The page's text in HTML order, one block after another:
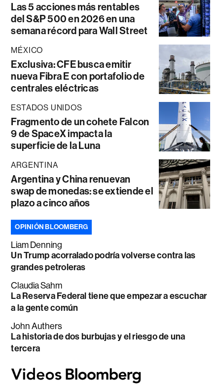
Las 5 acciones más rentables
del S&P 500 en 2026 en una
semana récord para Wall Street
MÉXICO
Exclusiva: CFE busca emitir
nueva Fibra E con portafolio de
centrales eléctricas
ESTADOS UNIDOS
Fragmento de un cohete Falcon
9 de SpaceX impacta la
superficie de la Luna
ARGENTINA
Argentina y China renuevan
swap de monedas: se extiende el
plazo a cinco años
OPINIÓN BLOOMBERG
Liam Denning
Un Trump acorralado podría volverse contra las
grandes petroleras
Claudia Sahm
La Reserva Federal tiene que empezar a escuchar
a la gente común
John Authers
La historia de dos burbujas y el riesgo de una
tercera